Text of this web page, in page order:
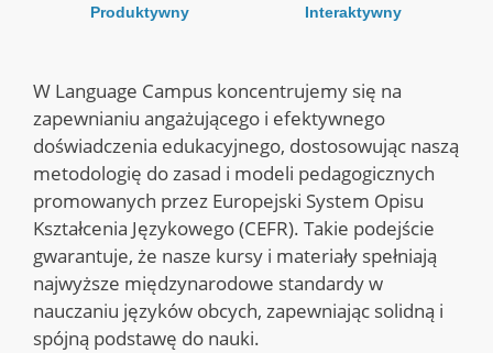
Produktywny Interaktywny
W Language Campus koncentrujemy się na
zapewnianiu angażującego i efektywnego
doświadczenia edukacyjnego, dostosowując naszą
metodologię do zasad i modeli pedagogicznych
promowanych przez Europejski System Opisu
Kształcenia Językowego (CEFR). Takie podejście
gwarantuje, że nasze kursy i materiały spełniają
najwyższe międzynarodowe standardy w
nauczaniu języków obcych, zapewniając solidną i
spójną podstawę do nauki.